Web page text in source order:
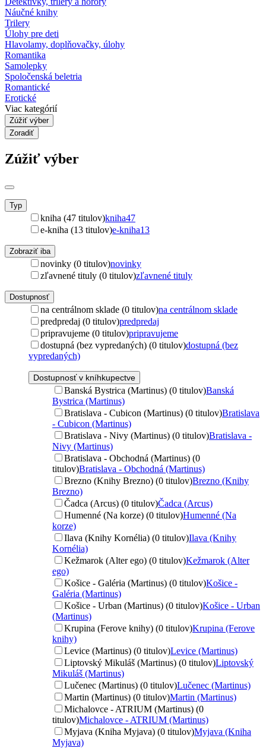
Náučné knihy
Trilery
Úlohy pre deti
Hlavolamy, doplňovačky, úlohy
Romantika
Samolepky
Spoločenská beletria
Romantické
Erotické
Viac kategórií
Zúžiť výber
Zoradiť
Zúžiť výber
Typ
kniha (47 titulov)kniha47
e-kniha (13 titulov)e-kniha13
Zobraziť iba
novinky (0 titulov)novinky
zľavnené tituly (0 titulov)zľavnené tituly
Dostupnosť
na centrálnom sklade (0 titulov)na centrálnom sklade
predpredaj (0 titulov)predpredaj
pripravujeme (0 titulov)pripravujeme
dostupná (bez vypredaných) (0 titulov)dostupná (bez
vypredaných)
Dostupnosť v kníhkupectve
Banská Bystrica (Martinus) (0 titulov)Banská
Bystrica (Martinus)
Bratislava - Cubicon (Martinus) (0 titulov)Bratislava
- Cubicon (Martinus)
Bratislava - Nivy (Martinus) (0 titulov)Bratislava -
Nivy (Martinus)
Bratislava - Obchodná (Martinus) (0
titulov)Bratislava - Obchodná (Martinus)
Brezno (Knihy Brezno) (0 titulov)Brezno (Knihy
Brezno)
Čadca (Arcus) (0 titulov)Čadca (Arcus)
Humenné (Na korze) (0 titulov)Humenné (Na
korze)
Ilava (Knihy Kornélia) (0 titulov)Ilava (Knihy
Kornélia)
Kežmarok (Alter ego) (0 titulov)Kežmarok (Alter
ego)
Košice - Galéria (Martinus) (0 titulov)Košice -
Galéria (Martinus)
Košice - Urban (Martinus) (0 titulov)Košice - Urban
(Martinus)
Krupina (Ferove knihy) (0 titulov)Krupina (Ferove
knihy)
Levice (Martinus) (0 titulov)Levice (Martinus)
Liptovský Mikuláš (Martinus) (0 titulov)Liptovský
Mikuláš (Martinus)
Lučenec (Martinus) (0 titulov)Lučenec (Martinus)
Martin (Martinus) (0 titulov)Martin (Martinus)
Michalovce - ATRIUM (Martinus) (0
titulov)Michalovce - ATRIUM (Martinus)
Myjava (Kniha Myjava) (0 titulov)Myjava (Kniha
Myjava)